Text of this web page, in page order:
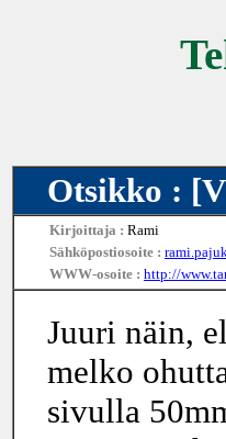
Otsikko :
Kirjoittaja : Rami
Sähköpostiosoite :
WWW-osoite : http://
Juuri näin,
melko
sivulla